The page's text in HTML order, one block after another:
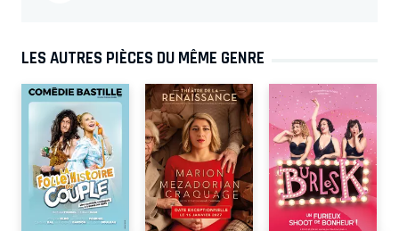
LES AUTRES PIÈCES DU MÊME GENRE